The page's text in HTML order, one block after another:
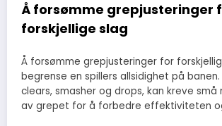
Å forsømme grepjusteringer
forskjellige slag
Å forsømme grepjusteringer for
begrense en spillers allsidighet på banen.
clears, smasher og drops, kan kreve små
av grepet for å forbedre effektiviteten